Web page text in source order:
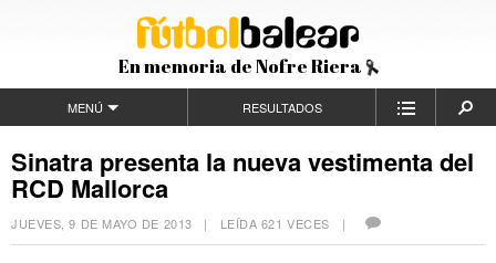
En memoria de Nofre Riera
MENÚ RESULTADOS
Sinatra presenta la nueva vestimenta del
RCD Mallorca
JUEVES, 9 DE MAYO DE 2013 | LEÍDA 621 VECES |